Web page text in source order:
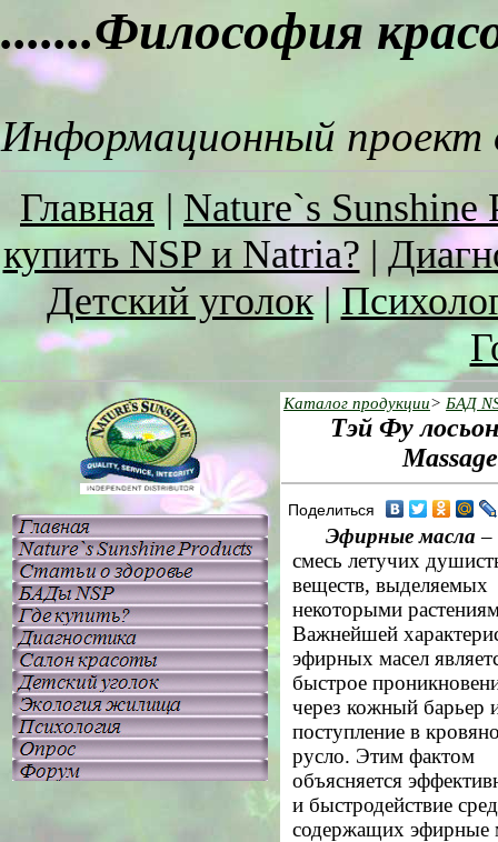
.......Философия
Информационный проект
Главная | Nature`s Sunshine
купить NSP и Natria? |
Детский уголок|
Каталог продукции> БАД
Тэй Фу
Поделиться
Эфирные масла –
смесь летучих
веществ, выделяемых
некоторыми
Важнейшей
эфирных масел
быстрое
через кожный барьер
поступление в
русло. Этим фактом
объясняется
и быстродействие
содержащих эфирные